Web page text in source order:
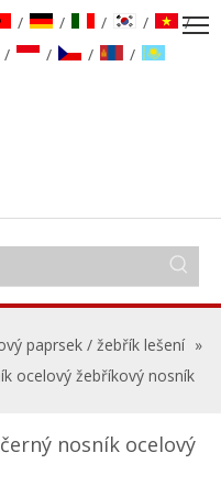
/ / / /
/
/ / / /
paprsek / žebřík lešení »
ocelový žebříkový nosník
nosník ocelový